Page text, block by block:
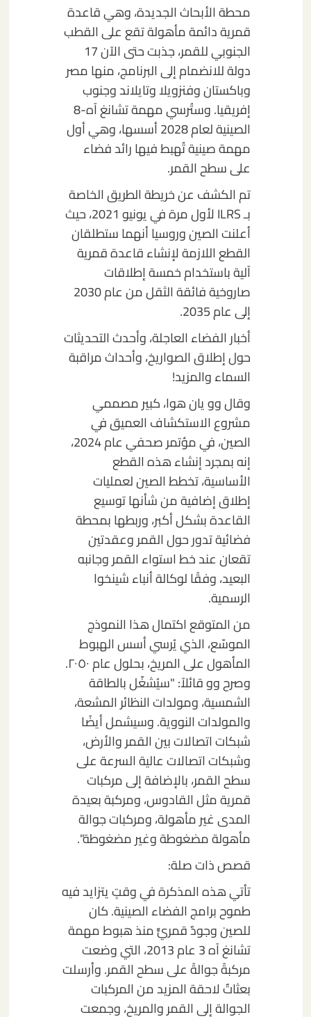
محطة الأبحاث الجديدة، وهي قاعدة
قمرية دائمة مأهولة تقع على القطب
الجنوبي للقمر، جذبت حتى الآن 17
دولة للانضمام إلى البرنامج، منها مصر
وباكستان وفنزويلا وتايلاند وجنوب
إفريقيا. وستُرسي مهمة تشانغ آه-8
الصينية لعام 2028 أسسها، وهي أول
مهمة صينية تُهبط فيها رائد فضاء
على سطح القمر.
تم الكشف عن خريطة الطريق الخاصة
بـ ILRS لأول مرة في يونيو 2021، حيث
أعلنت الصين وروسيا أنهما ستطلقان
القطع اللازمة لإنشاء قاعدة قمرية
آلية باستخدام خمسة إطلاقات
صاروخية فائقة الثقل من عام 2030
إلى عام 2035.
أخبار الفضاء العاجلة، وأحدث التحديثات
حول إطلاق الصواريخ، وأحداث مراقبة
السماء والمزيد!
وقال وو يان هوا، كبير مصممي
مشروع الاستكشاف العميق في
الصين، في مؤتمر صحفي عام 2024،
إنه بمجرد إنشاء هذه القطع
الأساسية، تخطط الصين لعمليات
إطلاق إضافية من شأنها توسيع
القاعدة بشكل أكبر، وربطها بمحطة
فضائية تدور حول القمر وعقدتين
تقعان عند خط استواء القمر وجانبه
البعيد، وفقًا لوكالة أنباء شينخوا
الرسمية.
من المتوقع اكتمال هذا النموذج
الموسّع، الذي يُرسي أسس الهبوط
المأهول على المريخ، بحلول عام ٢٠٥٠.
وصرح وو قائلاً: "سيُشغّل بالطاقة
الشمسية، ومولدات النظائر المشعة،
والمولدات النووية. وسيشمل أيضًا
شبكات اتصالات بين القمر والأرض،
وشبكات اتصالات عالية السرعة على
سطح القمر، بالإضافة إلى مركبات
قمرية مثل القادوس، ومركبة بعيدة
المدى غير مأهولة، ومركبات جوالة
مأهولة مضغوطة وغير مضغوطة".
قصص ذات صلة:
تأتي هذه المذكرة في وقتٍ يتزايد فيه
طموح برامج الفضاء الصينية. كان
للصين وجودٌ قمريٌّ منذ هبوط مهمة
تشانغ آه 3 عام 2013، التي وضعت
مركبةً جوالةً على سطح القمر. وأرسلت
بعثاتٌ لاحقة المزيد من المركبات
الجوالة إلى القمر والمريخ، وجمعت